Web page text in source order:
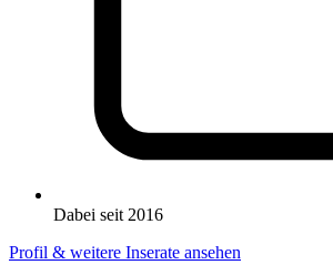
Dabei seit 2016
Profil & weitere Inserate ansehen